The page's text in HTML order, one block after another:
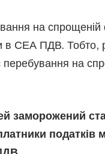
на спрощеній
в СЕА ПДВ. Тобто,
перебування на
заморожений
податків